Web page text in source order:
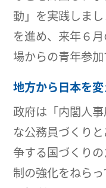
動」を実践しまし
を進め、来年６
場からの青年参加
地方から日本を
政府は「内閣人
な公務員づくり
争する国づくり
制の強化をねら